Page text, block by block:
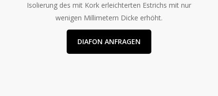
Isolierung des mit Kork erleichterten Estrichs mit nur
wenigen Millimetern Dicke erhöht.
DIAFON ANFRAGEN